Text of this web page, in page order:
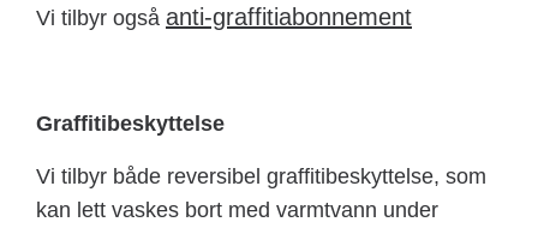
Vi tilbyr også anti-graffitiabonnement
Graffitibeskyttelse
Vi tilbyr både reversibel graffitibeskyttelse, som
kan lett vaskes bort med varmtvann under